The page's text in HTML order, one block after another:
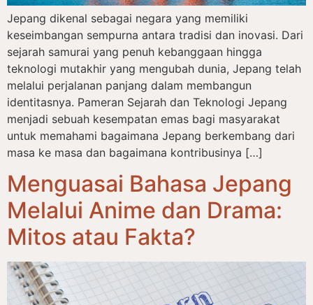
Jepang dikenal sebagai negara yang memiliki
keseimbangan sempurna antara tradisi dan inovasi. Dari
sejarah samurai yang penuh kebanggaan hingga
teknologi mutakhir yang mengubah dunia, Jepang telah
melalui perjalanan panjang dalam membangun
identitasnya. Pameran Sejarah dan Teknologi Jepang
menjadi sebuah kesempatan emas bagi masyarakat
untuk memahami bagaimana Jepang berkembang dari
masa ke masa dan bagaimana kontribusinya […]
Menguasai Bahasa Jepang
Melalui Anime dan Drama:
Mitos atau Fakta?